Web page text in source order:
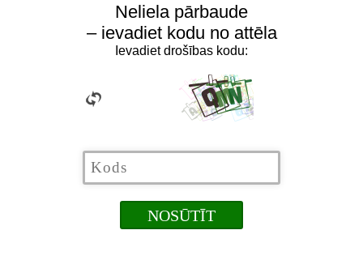
Neliela pārbaude
– ievadiet kodu no attēla
Ievadiet drošības kodu: